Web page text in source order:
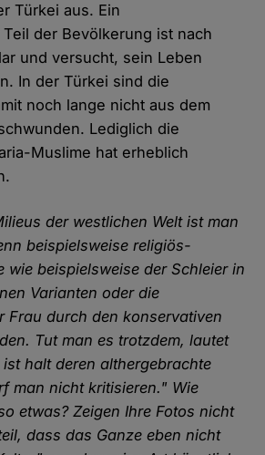
Türkei aus. Ein
der Bevölkerung ist nach
und versucht, sein Leben
In der Türkei sind die
noch lange nicht aus dem
Lediglich die
Muslime hat erheblich
der westlichen Welt ist man
beispielsweise religiös-
wie beispielsweise der Schleier in
Varianten oder die
Frau durch den konservativen
Tut man es trotzdem, lautet
halt deren althergebrachte
man nicht kritisieren." Wie
etwas? Zeigen Ihre Fotos nicht
dass das Ganze eben nicht